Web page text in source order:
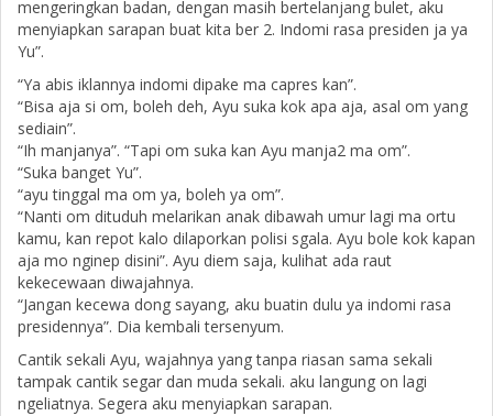
mengeringkan badan, dengan masih bertelanjang bulet, aku
menyiapkan sarapan buat kita ber 2. Indomi rasa presiden ja ya
Yu”.
“Ya abis iklannya indomi dipake ma capres kan”.
“Bisa aja si om, boleh deh, Ayu suka kok apa aja, asal om yang
sediain”.
“Ih manjanya”. “Tapi om suka kan Ayu manja2 ma om”.
“Suka banget Yu”.
“ayu tinggal ma om ya, boleh ya om”.
“Nanti om dituduh melarikan anak dibawah umur lagi ma ortu
kamu, kan repot kalo dilaporkan polisi sgala. Ayu bole kok kapan
aja mo nginep disini”. Ayu diem saja, kulihat ada raut
kekecewaan diwajahnya.
“Jangan kecewa dong sayang, aku buatin dulu ya indomi rasa
presidennya”. Dia kembali tersenyum.
Cantik sekali Ayu, wajahnya yang tanpa riasan sama sekali
tampak cantik segar dan muda sekali. aku langung on lagi
ngeliatnya. Segera aku menyiapkan sarapan.